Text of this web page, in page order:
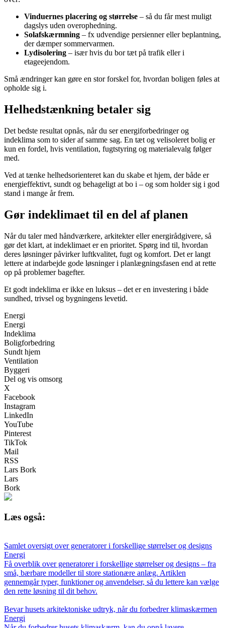
Vinduernes placering og størrelse – så du får mest muligt
dagslys uden overophedning.
Solafskærmning – fx udvendige persienner eller beplantning,
der dæmper sommervarmen.
Lydisolering – især hvis du bor tæt på trafik eller i
etageejendom.
Små ændringer kan gøre en stor forskel for, hvordan boligen føles at
opholde sig i.
Helhedstænkning betaler sig
Det bedste resultat opnås, når du ser energiforbedringer og
indeklima som to sider af samme sag. En tæt og velisoleret bolig er
kun en fordel, hvis ventilation, fugtstyring og materialevalg følger
med.
Ved at tænke helhedsorienteret kan du skabe et hjem, der både er
energieffektivt, sundt og behageligt at bo i – og som holder sig i god
stand i mange år frem.
Gør indeklimaet til en del af planen
Når du taler med håndværkere, arkitekter eller energirådgivere, så
gør det klart, at indeklimaet er en prioritet. Spørg ind til, hvordan
deres løsninger påvirker luftkvalitet, fugt og komfort. Det er langt
lettere at indarbejde gode løsninger i planlægningsfasen end at rette
op på problemer bagefter.
Et godt indeklima er ikke en luksus – det er en investering i både
sundhed, trivsel og bygningens levetid.
Energi
Energi
Indeklima
Boligforbedring
Sundt hjem
Ventilation
Byggeri
Del og vis omsorg
X
Facebook
Instagram
LinkedIn
YouTube
Pinterest
TikTok
Mail
RSS
Lars Bork
Lars
Bork
Læs også:
Samlet oversigt over generatorer i forskellige størrelser og designs
Energi
Få overblik over generatorer i forskellige størrelser og designs – fra
små, bærbare modeller til store stationære anlæg. Artiklen
gennemgår typer, funktioner og anvendelser, så du lettere kan vælge
den rette løsning til dit behov.
Bevar husets arkitektoniske udtryk, når du forbedrer klimaskærmen
Energi